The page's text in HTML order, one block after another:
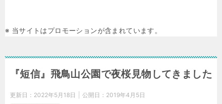
※ 当サイトはプロモーションが含まれています。
『短信』飛鳥山公園で夜桜見物してきました
更新日： 2022年5月18日 公開日： 2019年4月5日